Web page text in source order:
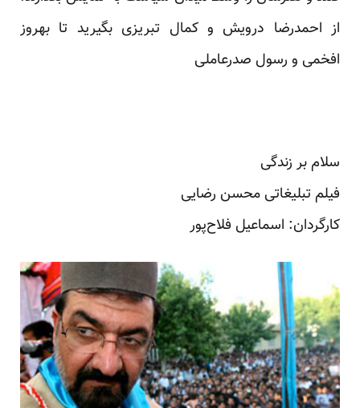
از احمدرضا درویش و کمال تبریزی بگیرید تا بهروز
افخمی و رسول صدرعاملی
سلام بر زندگی
فیلم تبلیغاتی محسن رضایی
کارگردان: اسماعیل فلاح‌پور